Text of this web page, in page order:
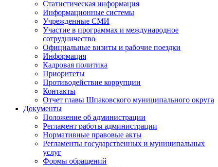
Статистическая информация
Информационные системы
Учрежденные СМИ
Участие в программах и международное
сотрудничество
Официальные визиты и рабочие поездки
Информация
Кадровая политика
Приоритеты
Противодействие коррупции
Контакты
Отчет главы Шпаковского муниципального округа
Документы
Положение об администрации
Регламент работы администрации
Нормативные правовые акты
Регламенты государственных и муниципальных
услуг
Формы обращений